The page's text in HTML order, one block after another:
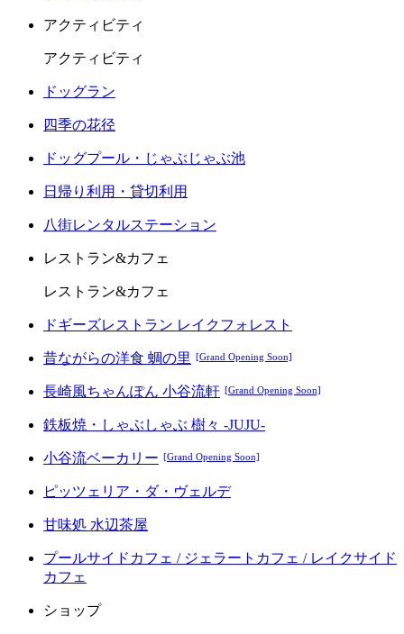
アクティビティ
アクティビティ
ドッグラン
四季の花径
ドッグプール・じゃぶじゃぶ池
日帰り利用・貸切利用
八街レンタルステーション
レストラン&カフェ
レストラン&カフェ
ドギーズレストラン レイクフォレスト
昔ながらの洋食 蜩の里 [Grand Opening Soon]
長崎風ちゃんぽん 小谷流軒 [Grand Opening Soon]
鉄板焼・しゃぶしゃぶ 樹々 -JUJU-
小谷流ベーカリー [Grand Opening Soon]
ピッツェリア・ダ・ヴェルデ
甘味処 水辺茶屋
プールサイドカフェ / ジェラートカフェ / レイクサイド
カフェ
ショップ